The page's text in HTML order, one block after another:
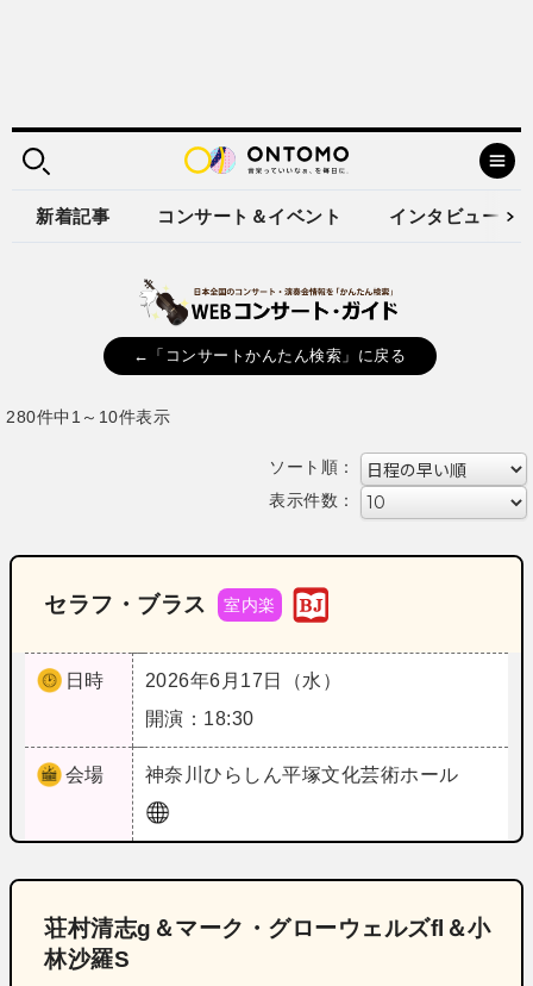
新着記事 コンサート＆イベント インタビュー
←「コンサートかんたん検索」に戻る
280件中1～10件表示
ソート順：
表示件数：
セラフ・ブラス 室内楽
日時
2026年6月17日（水）
開演：18:30
会場 神奈川 ひらしん平塚文化芸術ホール
荘村清志g＆マーク・グローウェルズfl＆小
林沙羅S